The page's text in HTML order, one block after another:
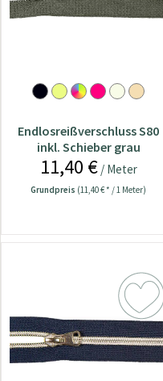
Endlosreißverschluss S80
inkl. Schieber grau
11,40 €/ Meter
Grundpreis (11,40 € * / 1 Meter)